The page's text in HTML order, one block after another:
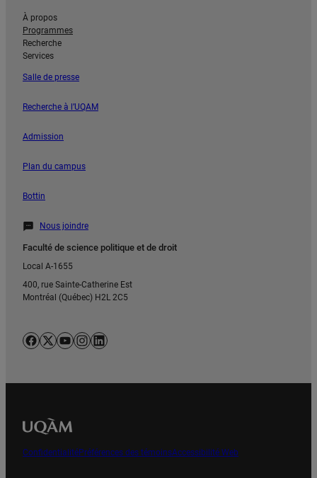
À propos
Programmes
Recherche
Services
Salle de presse
Recherche à l’UQAM
Admission
Plan du campus
Bottin
Nous joindre
Faculté de science politique et de droit
Local A-1655
400, rue Sainte-Catherine Est
Montréal (Québec) H2L 2C5
Facebook
X YouTube
Instagram
LinkedIn
ConfidentialitéPréférences des témoinsAccessibilité Web